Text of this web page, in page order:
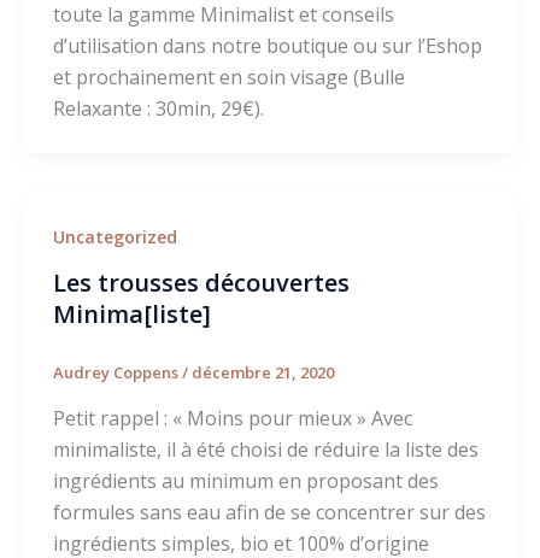
toute la gamme Minimalist et conseils
d’utilisation dans notre boutique ou sur l’Eshop
et prochainement en soin visage (Bulle
Relaxante : 30min, 29€).
Uncategorized
Les trousses découvertes
Minima[liste]
Audrey Coppens/ décembre 21, 2020
Petit rappel : « Moins pour mieux » Avec
minimaliste, il à été choisi de réduire la liste des
ingrédients au minimum en proposant des
formules sans eau afin de se concentrer sur des
ingrédients simples, bio et 100% d’origine